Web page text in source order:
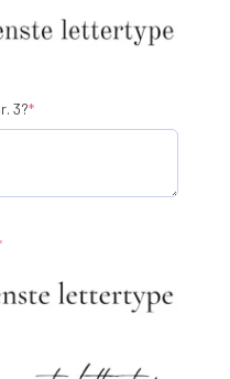
3?*(required)
(required)